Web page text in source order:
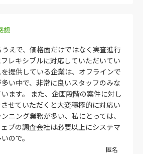
想
えで、価格面だけではなく実査進行
レキシブルに対応していただいてい
提供している企業は、オフラインで
い中で、非常に良いスタッフのみな
ます。 また、企画段階の案件に対し
せていただくと大変積極的に対応い
ニング業務が多い、私にとっては、
ブの調査会社は必要以上にシステマ
ので。
匿名